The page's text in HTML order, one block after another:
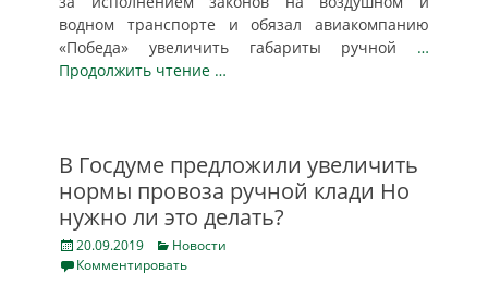
водном транспорте и обязал авиакомпанию
«Победа» увеличить габариты ручной …
Продолжить чтение …
В Госдуме предложили увеличить
нормы провоза ручной клади Но
нужно ли это делать?
Posted
on
20.09.2019 Categories
Новости
Комментировать